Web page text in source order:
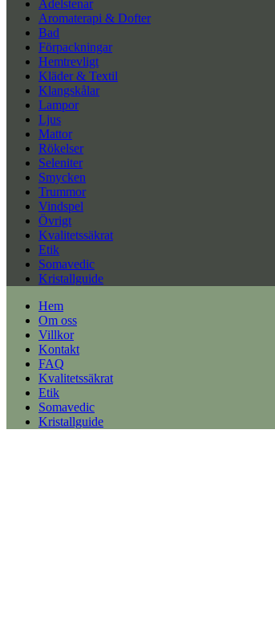
Ädelstenar
Aromaterapi & Dofter
Bad
Förpackningar
Hemtrevligt
Kläder & Textil
Klangskålar
Lampor
Ljus
Mattor
Rökelser
Seleniter
Smycken
Trummor
Vindspel
Övrigt
Kvalitetssäkrat
Etik
Somavedic
Kristallguide
Hem
Om oss
Villkor
Kontakt
FAQ
Kvalitetssäkrat
Etik
Somavedic
Kristallguide